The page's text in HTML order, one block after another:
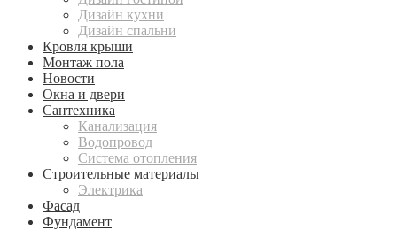
Дизайн кухни
Дизайн спальни
Кровля крыши
Монтаж пола
Новости
Окна и двери
Сантехника
Канализация
Водопровод
Система отопления
Строительные материалы
Электрика
Фасад
Фундамент